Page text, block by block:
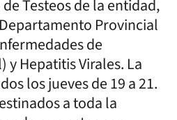
Testeos de la entidad,
Provincial
de
y Hepatitis Virales. La
los jueves de 19 a 21.
a toda la